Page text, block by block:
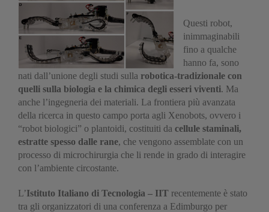
Questi robot,
inimmaginabili
fino a qualche
hanno fa, sono
nati dall’unione degli studi sulla robotica-tradizionale con
quelli sulla biologia e la chimica degli esseri viventi. Ma
anche l’ingegneria dei materiali. La frontiera più avanzata
della ricerca in questo campo porta agli Xenobots, ovvero i
“robot biologici” o plantoidi, costituiti da cellule staminali,
estratte spesso dalle rane, che vengono assemblate con un
processo di microchirurgia che li rende in grado di interagire
con l’ambiente circostante.
L’Istituto Italiano di Tecnologia – IIT recentemente è stato
tra gli organizzatori di una conferenza a Edimburgo per